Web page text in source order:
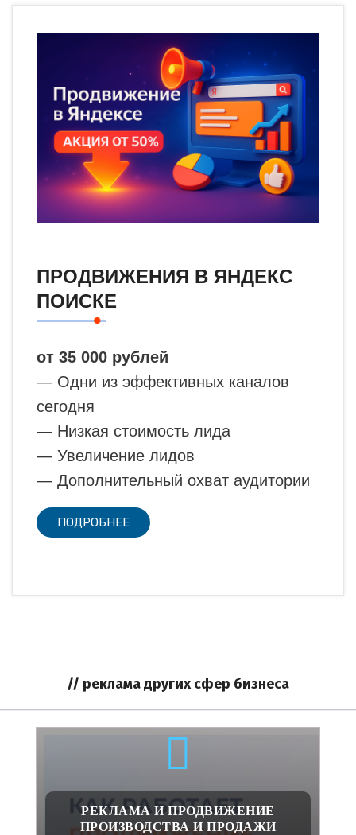
ПРОДВИЖЕНИЯ В ЯНДЕКС
ПОИСКЕ
от 35 000 рублей
— Одни из эффективных каналов
сегодня
— Низкая стоимость лида
— Увеличение лидов
— Дополнительный охват аудитории
ПОДРОБНЕЕ
// реклама других сфер бизнеса
РЕКЛАМА И ПРОДВИЖЕНИЕ
ПРОИЗВОДСТВА И ПРОДАЖИ